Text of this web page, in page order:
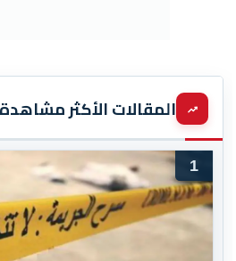
المقالات الأكثر مشاهدة
1